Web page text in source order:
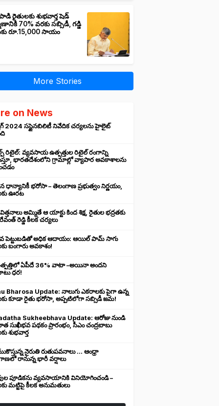
రైతులకు శుభవార్త షెడ్
70% వరకు సబ్సిడీ, గడ్డి
రూ.15,000 సాయం
More Stories
on News
2024 సస్టైనబిలిటీ నివేదిక చర్యలను హైలైట్
రిటైల్: వ్యవసాయ ఉత్పత్తుల రిటైల్ రంగాన్ని
భారతదేశంలోని గ్రామాల్లో వ్యాపార అవకాశాలను
ధాన్యానికీ భరోసా – తెలంగాణ ప్రభుత్వం నిర్ణయం,
ఊరట
అమ్మితే ఆ యాక్టు కింద శిక్ష, రైతుల భద్రతకు
రెడ్డి కీలక చర్యలు
పెట్టుబడితో అధిక ఆదాయం: ఆయిల్ పామ్ సాగు
బంగారు అవకాశం!
ఏపీదే 36% వాటా –అయినా అందని
ధర!
Bharosa Update: నాలుగు ఎకరాలకు పైగా ఉన్న
కూడా రైతు భరోసా, అప్పటిలోగా సబ్సిడీ జమ!
Sukheebhava Update: ఆరోజు నుండి
సుఖీభవ పథకం ప్రారంభం, సీఎం చంద్రబాబు
శుభవార్త
నైరుతి రుతుపవనాలు ... ఆంధ్రా
రానున్న భారీ వర్షాలు
పూడికను వ్యవసాయానికి వినియోగించండి –
మట్టిపై కీలక అనుమతులు